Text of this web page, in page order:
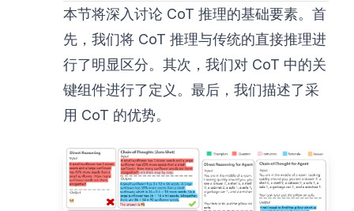
本节将深入讨论 CoT 推理的基础要素。首
先，我们将 CoT 推理与传统的直接推理进
行了明显区分。其次，我们对 CoT 中的关
键组件进行了定义。最后，我们描述了采
用 CoT 的优势。